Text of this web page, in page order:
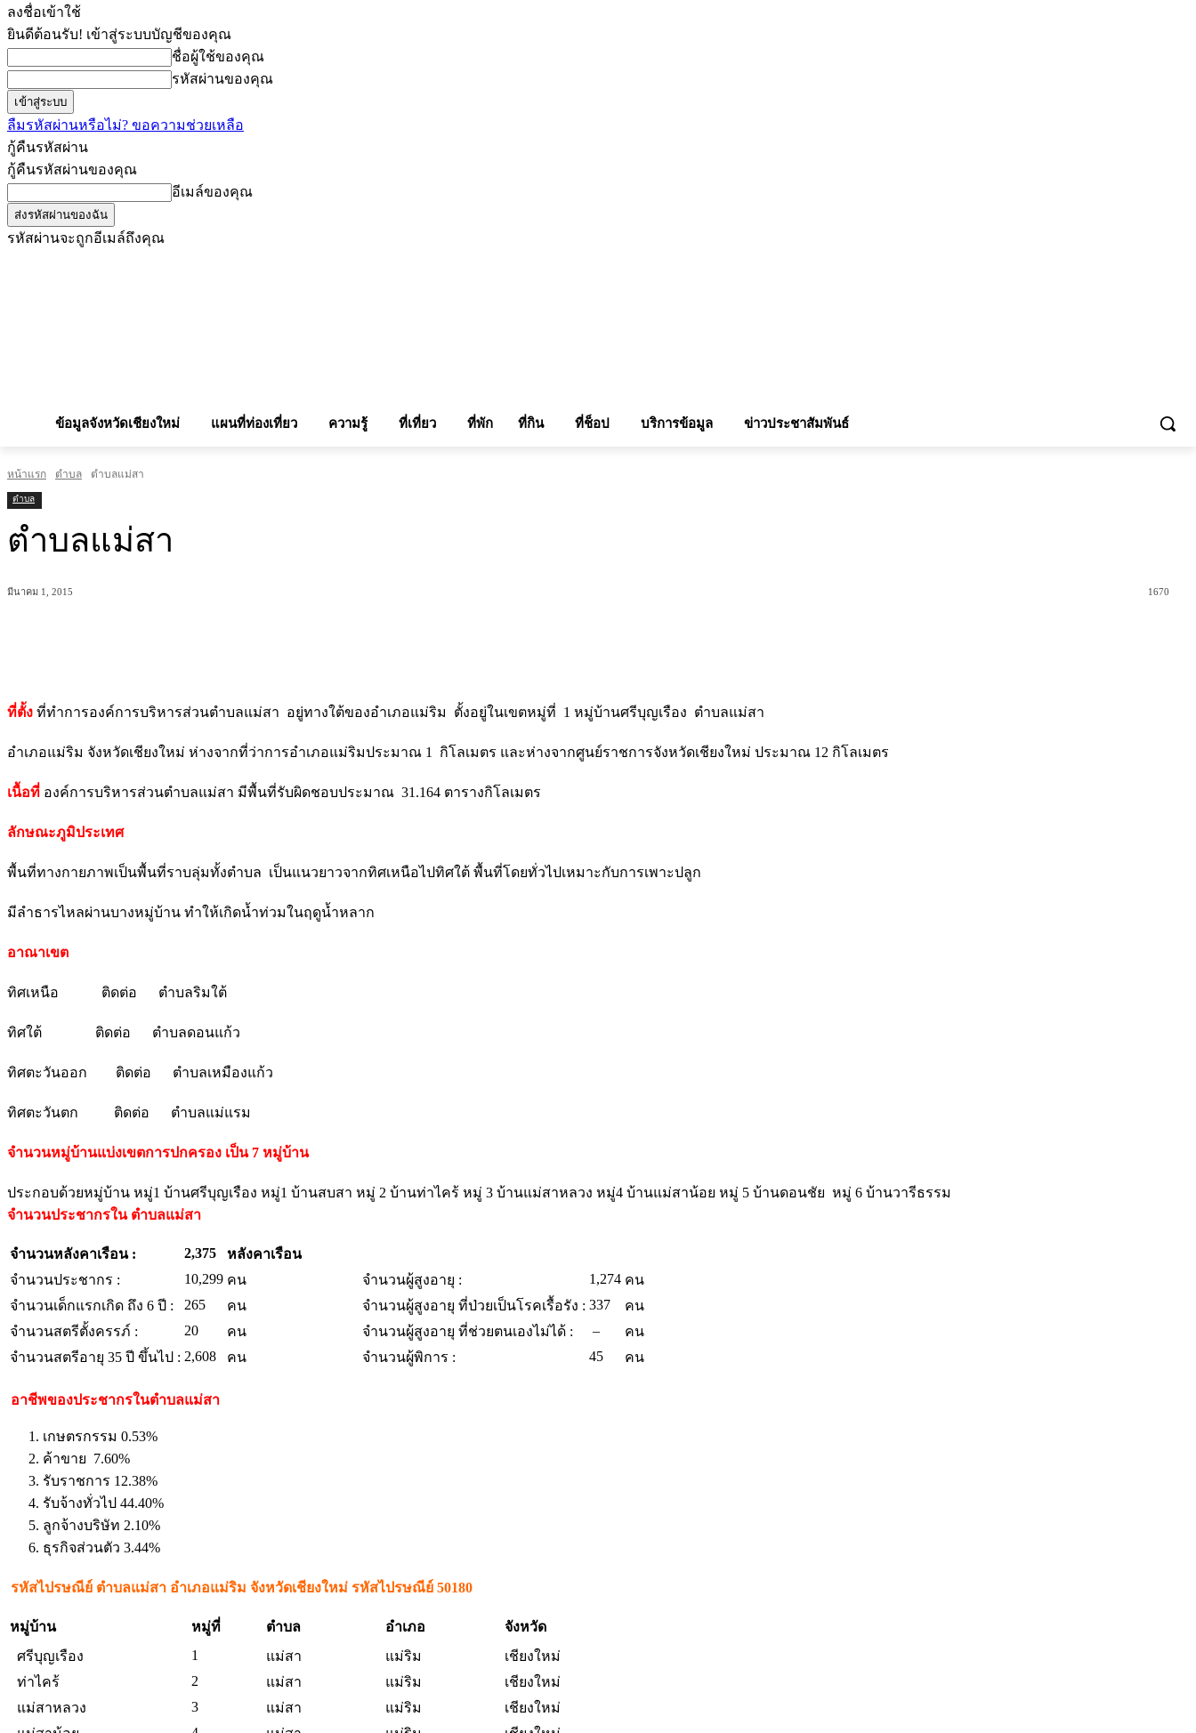
ลงชื่อเข้าใช้
ยินดีต้อนรับ! เข้าสู่ระบบบัญชีของคุณ
ชื่อผู้ใช้ของคุณ
รหัสผ่านของคุณ
ลืมรหัสผ่านหรือไม่? ขอความช่วยเหลือ
กู้คืนรหัสผ่าน
กู้คืนรหัสผ่านของคุณ
อีเมล์ของคุณ
รหัสผ่านจะถูกอีเมล์ถึงคุณ
ข้อมูลจังหวัดเชียงใหม่ แผนที่ท่องเที่ยว ความรู้ ที่เที่ยว ที่พัก ที่กิน ที่ช็อป บริการข้อมูล ข่าวประชาสัมพันธ์
หน้าแรก ตำบล ตำบลแม่สา
ตำบล
ตำบลแม่สา
มีนาคม 1, 2015 1670
ที่ตั้ง ที่ทำการองค์การบริหารส่วนตำบลแม่สา อยู่ทางใต้ของอำเภอแม่ริม ตั้งอยู่ในเขตหมู่ที่ 1 หมู่บ้านศรีบุญเรือง ตำบลแม่สา
อำเภอแม่ริม จังหวัดเชียงใหม่ ห่างจากที่ว่าการอำเภอแม่ริมประมาณ 1 กิโลเมตร และห่างจากศูนย์ราชการจังหวัดเชียงใหม่ ประมาณ 12 กิโลเมตร
เนื้อที่ องค์การบริหารส่วนตำบลแม่สา มีพื้นที่รับผิดชอบประมาณ 31.164 ตารางกิโลเมตร
ลักษณะภูมิประเทศ
พื้นที่ทางกายภาพเป็นพื้นที่ราบลุ่มทั้งตำบล เป็นแนวยาวจากทิศเหนือไปทิศใต้ พื้นที่โดยทั่วไปเหมาะกับการเพาะปลูก
มีลำธารไหลผ่านบางหมู่บ้าน ทำให้เกิดน้ำท่วมในฤดูน้ำหลาก
อาณาเขต
ทิศเหนือ ติดต่อ ตำบลริมใต้
ทิศใต้ ติดต่อ ตำบลดอนแก้ว
ทิศตะวันออก ติดต่อ ตำบลเหมืองแก้ว
ทิศตะวันตก ติดต่อ ตำบลแม่แรม
จำนวนหมู่บ้านแบ่งเขตการปกครอง เป็น 7 หมู่บ้าน
ประกอบด้วยหมู่บ้าน หมู่1 บ้านศรีบุญเรือง หมู่1 บ้านสบสา หมู่ 2 บ้านท่าไคร้ หมู่ 3 บ้านแม่สาหลวง หมู่4 บ้านแม่สาน้อย หมู่ 5 บ้านดอนชัย หมู่ 6 บ้านวารีธรรม
จำนวนประชากรใน ตำบลแม่สา
จำนวนหลังคาเรือน : 2,375
หลังคาเรือน
จำนวนประชากร :
10,299 คน จำนวนผู้สูงอายุ : 1,274 คน
จำนวนเด็กแรกเกิด ถึง 6 ปี :
265 คน จำนวนผู้สูงอายุ ที่ป่วยเป็นโรคเรื้อรัง : 337
คน
จำนวนสตรีตั้งครรภ์ :
20 คน จำนวนผู้สูงอายุ ที่ช่วยตนเองไม่ได้ : –
คน
จำนวนสตรีอายุ 35 ปี ขึ้นไป : 2,608 คน จำนวนผู้พิการ : 45 คน
อาชีพของประชากรในตำบลแม่สา
เกษตรกรรม 0.53%
ค้าขาย 7.60%
รับราชการ 12.38%
รับจ้างทั่วไป 44.40%
ลูกจ้างบริษัท 2.10%
ธุรกิจส่วนตัว 3.44%
รหัสไปรษณีย์ ตำบลแม่สา อำเภอแม่ริม จังหวัดเชียงใหม่ รหัสไปรษณีย์ 50180
หมู่บ้าน หมู่ที่ ตำบล อำเภอ
จังหวัด
ศรีบุญเรือง
1 แม่สา แม่ริม
เชียงใหม่
ท่าไคร้
2 แม่สา แม่ริม
เชียงใหม่
แม่สาหลวง
3 แม่สา แม่ริม
เชียงใหม่